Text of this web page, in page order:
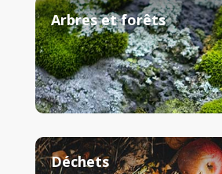
Arbres et forêts
Déchets